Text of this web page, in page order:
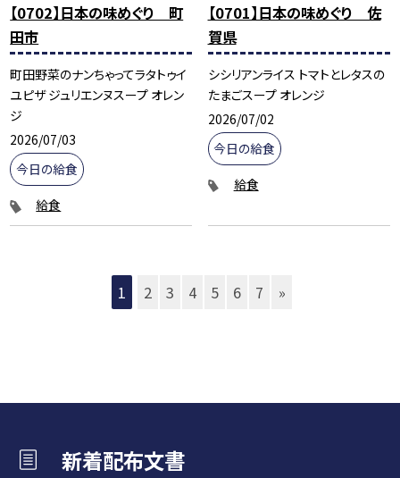
【0702】日本の味めぐり 町
田市
町田野菜のナンちゃってラタトゥイ
ユピザ ジュリエンヌスープ オレン
ジ
2026/07/03
今日の給食
給食
【0701】日本の味めぐり 佐
賀県
シシリアンライス トマトとレタスの
たまごスープ オレンジ
2026/07/02
今日の給食
給食
1 2 3 4 5 6 7 »
新着配布文書